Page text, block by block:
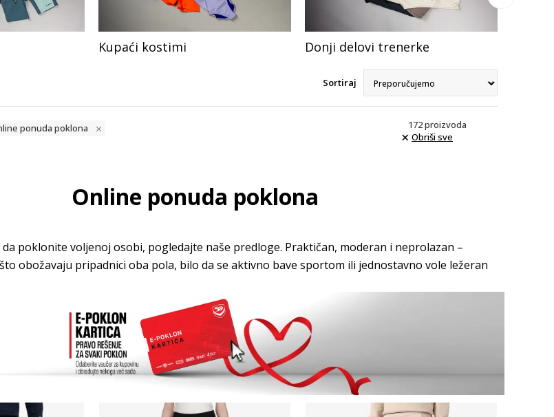
Kupaći kostimi Donji delovi trenerke
Sortiraj
ponuda poklona 172proizvoda
Obriši sve
Online ponuda poklona
poklonite voljenoj osobi, pogledajte naše predloge. Praktičan, moderan i neprolazan –
obožavaju pripadnici oba pola, bilo da se aktivno bave sportom ili jednostavno vole ležeran